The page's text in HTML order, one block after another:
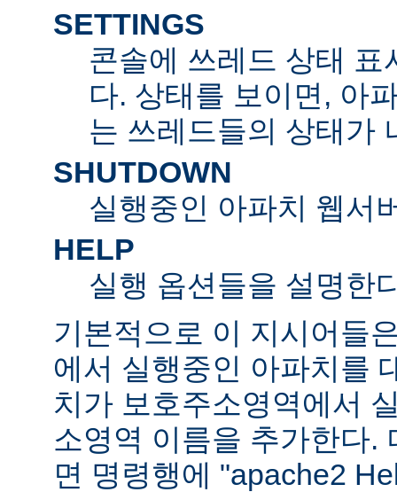
SETTINGS
콘솔에 쓰레드 상태 표
다. 상태를 보이면, 아
는 쓰레드들의 상태가
SHUTDOWN
실행중인 아파치 웹서
HELP
실행 옵션들을 설명한
기본적으로 이 지시어들
에서 실행중인 아파치를
치가 보호주소영역에서
소영역 이름을 추가한다.
면 명령행에 "apache2